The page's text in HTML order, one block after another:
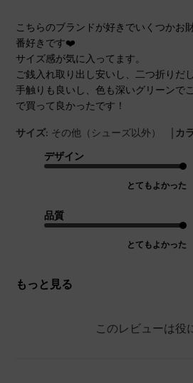
こちらのブランドが好きでいくつかお
番好きです❤️
サイズ感が気に入ってます。
ご銭入れ取り出し安いし、二つ折りだし
手触りも良いし、色も深いグリーンで
で買って良かったです！
サイズ: その他（シューズ以外） | カ
デザイン
とてもよかった
品質
とてもよかった
もっと見る
このレビューは役